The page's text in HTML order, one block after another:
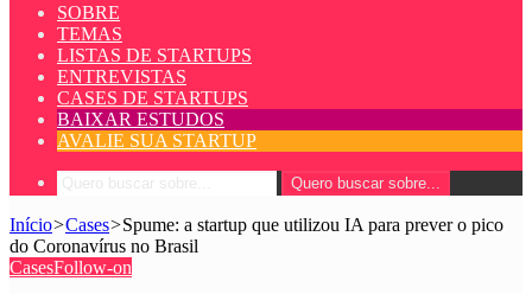
SOBRE
TEMAS
LISTAS DE STARTUPS
ENTREVISTAS
CASES DE STARTUPS
BAIXAR ESTUDOS
AVALIE SUA STARTUP
Quero buscar sobre...
Início>Cases>Spume: a startup que utilizou IA para prever o pico
do Coronavírus no Brasil
CasesFollow-on